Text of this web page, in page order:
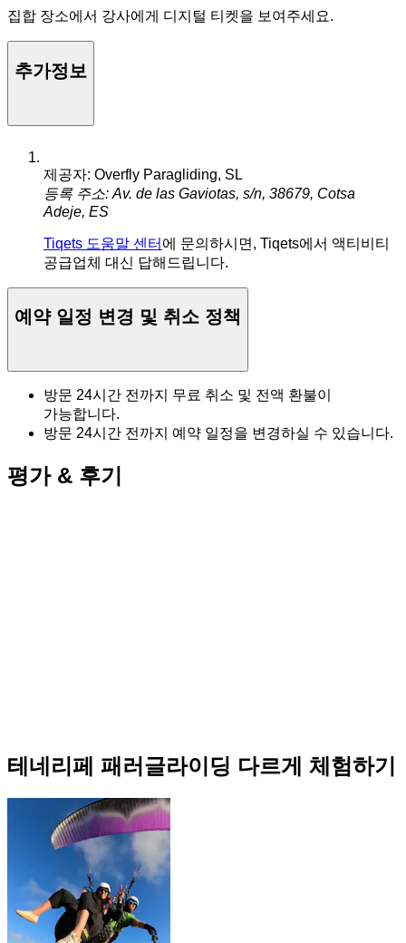
집합 장소에서 강사에게 디지털 티켓을 보여주세요.
추가정보
제공자: Overfly Paragliding, SL
등록 주소: Av. de las Gaviotas, s/n, 38679, Cotsa
Adeje, ES
Tiqets 도움말 센터 에 문의하시면, Tiqets에서 액티비티
공급업체 대신 답해드립니다.
예약 일정 변경 및 취소 정책
방문 24시간 전까지 무료 취소 및 전액 환불이
가능합니다.
방문 24시간 전까지 예약 일정을 변경하실 수 있습니다.
평가 & 후기
테네리페 패러글라이딩 다르게 체험하기